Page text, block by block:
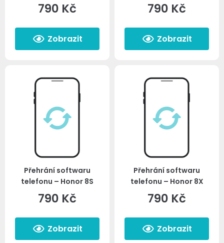
790 Kč
Zobrazit
790 Kč
Zobrazit
Přehrání softwaru
telefonu – Honor 8S
790 Kč
Zobrazit
Přehrání softwaru
telefonu – Honor 8X
790 Kč
Zobrazit